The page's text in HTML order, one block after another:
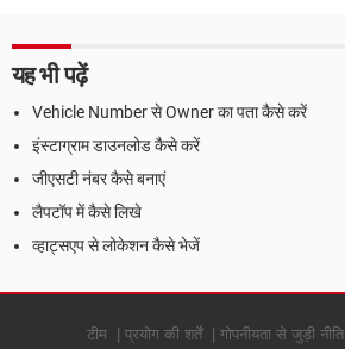
यह भी पढ़ें
Vehicle Number से Owner का पता कैसे करें
इंस्टाग्राम डाउनलोड कैसे करें
जीएसटी नंबर कैसे बनाएं
लैपटॉप में कैसे लिखे
व्हाट्सएप से लोकेशन कैसे भेजें
टीम प्रयोग की शर्तें गोपनीयता से जुड़ी नीति